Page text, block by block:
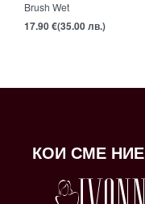
Brush Wet
17.90€(35.00 лв.)
КОИ СМЕ НИЕ